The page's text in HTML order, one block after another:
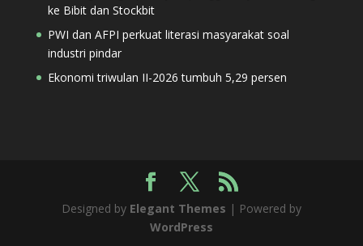
ke Bibit dan Stockbit
PWI dan AFPI perkuat literasi masyarakat soal
industri pindar
Ekonomi triwulan II-2026 tumbuh 5,29 persen
Designed by Elegant Themes | Powered by
WordPress